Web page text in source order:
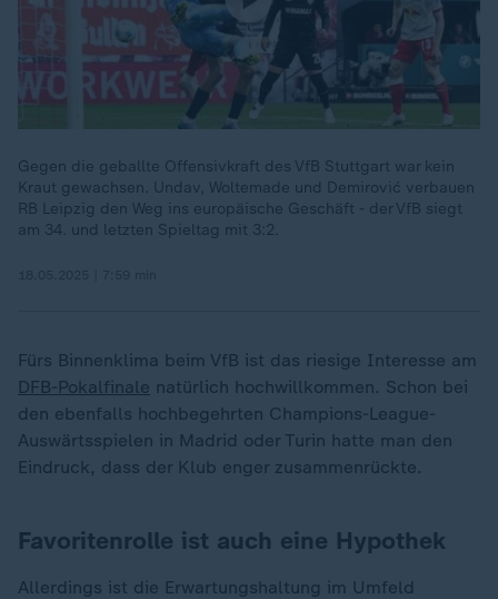
Gegen die geballte Offensivkraft des VfB Stuttgart war kein
Kraut gewachsen. Undav, Woltemade und Demirović verbauen
RB Leipzig den Weg ins europäische Geschäft - der VfB siegt
am 34. und letzten Spieltag mit 3:2.
Fürs Binnenklima beim VfB ist das riesige Interesse am
DFB-Pokalfinale natürlich hochwillkommen. Schon bei
den ebenfalls hochbegehrten Champions-League-
Auswärtsspielen in Madrid oder Turin hatte man den
Eindruck, dass der Klub enger zusammenrückte.
Favoritenrolle ist auch eine Hypothek
Allerdings ist die Erwartungshaltung im Umfeld